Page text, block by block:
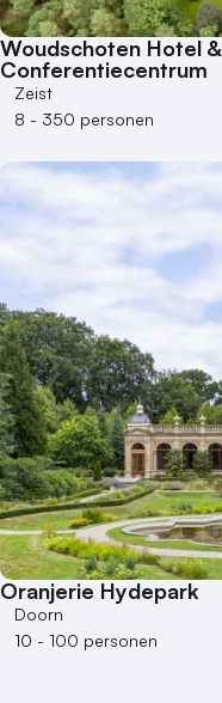
Varende locatie
Woudschoten Hotel &
Conferentiecentrum
Zeist
8 - 350 personen
Oranjerie Hydepark
Doorn
10 - 100 personen